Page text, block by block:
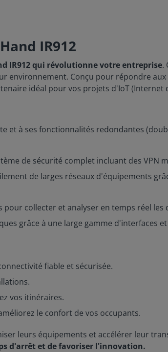
IR912
IR912 qui révolutionne votre entreprise.
environnement. Conçu pour répondre aux
idéal pour vos projets d'IoT (Internet
et à ses fonctionnalités redondantes
de sécurité complet incluant des VPN
de larges réseaux d'équipements
pour collecter et analyser en temps réel
grâce à une large gamme d'interfaces
fiable et sécurisée.
vos itinéraires.
le confort de vos occupants.
leurs équipements et accélérer leur
d'arrêt et de favoriser l'innovation.